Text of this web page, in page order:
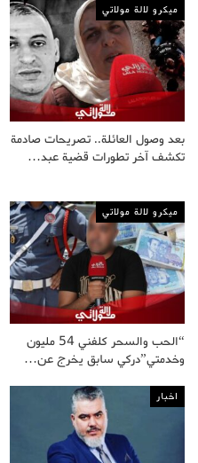
ميكرو لالة مولاتي
بعد وصول العائلة.. تصريحات صادمة
تكشف آخر تطورات قضية عبد…
ميكرو لالة مولاتي
“الحب والسحر كلفني 54 مليون
وخدمتي”دركي سابق يخرج عن…
اخبار